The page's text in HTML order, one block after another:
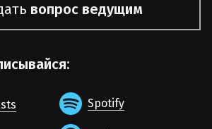
вопрос ведущим
Spotify